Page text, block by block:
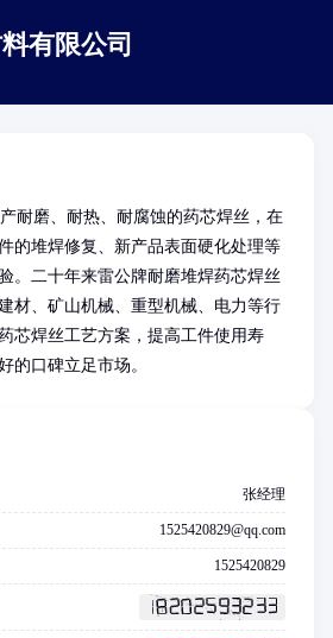
有限公司
的堆焊修复、新产品表面硬化处理等
。二十年来雷公牌耐磨堆焊药芯焊丝
材、矿山机械、重型机械、电力等行
芯焊丝工艺方案，提高工件使用寿
的口碑立足市场。
张经理
1525420829@qq.com
1525420829